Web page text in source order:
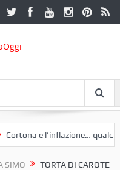
e l’inflazione… qualche
SIMO TORTA DI CAROTE